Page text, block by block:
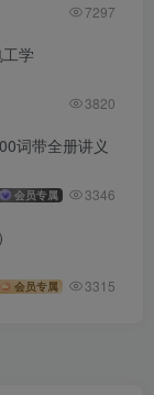
7297
学
3820
词带全册讲义
会员专属 3346
会员专属 3315